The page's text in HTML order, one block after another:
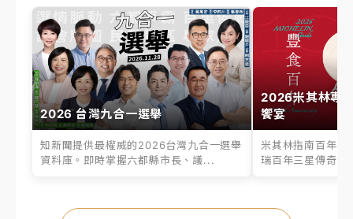
2026 台灣九合一選舉
知新聞提供最權威的2026台灣九合一選舉
資料庫。即時掌握六都縣市長、議...
2026米其林專
饗宴
米其林指南百年之
瑞百年三星傳奇、